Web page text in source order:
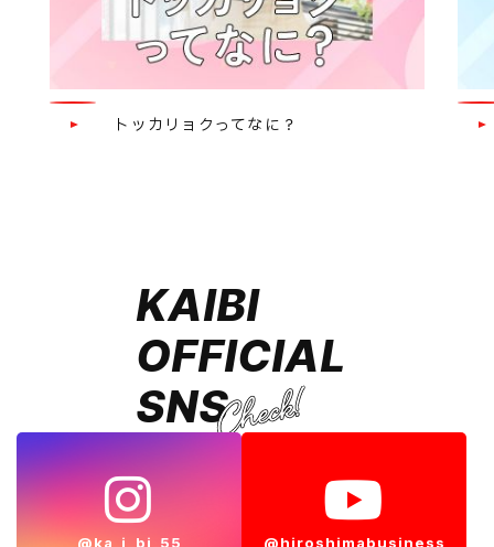
トッカリョクってなに？
KAIBI
OFFICIAL
SNS
@ka_i_bi_55 @hiroshimabusiness